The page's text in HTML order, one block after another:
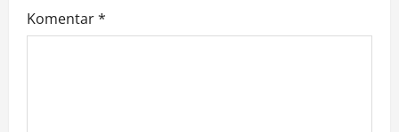
Komentar*